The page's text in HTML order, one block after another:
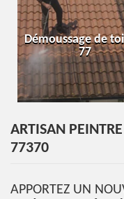
Démoussage de
77
ARTISAN
77370
APPORTEZ UN